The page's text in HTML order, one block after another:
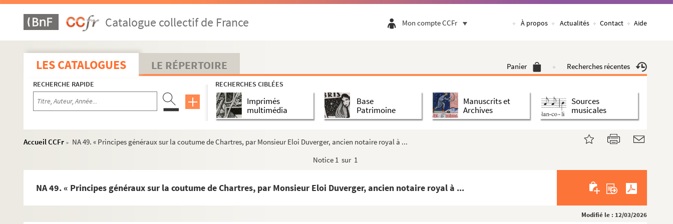
Catalogue collectif de France Mon compte CCFr À propos Actualités Contact Aide
LES CATALOGUES LE RÉPERTOIRE Panier Recherches récentes
RECHERCHE RAPIDE RECHERCHES CIBLÉES
Imprimés
multimédia
Base
Patrimoine
Manuscrits et
Archives
Sources
musicales
Accueil CCFr >
NA 49. « Principes généraux sur la coutume de Chartres, par Monsieur Eloi Duverger, ancien notaire royal à ...
Notice 1 sur 1
NA 49. « Principes généraux sur la coutume de Chartres, par Monsieur Eloi Duverger, ancien notaire royal à ...
Modifié le : 12/03/2026
NA 14. Recueil de dix lettres adressées au marquis Jean-Baptiste-Claude Des Ligneris, seigneur de Méréglise...
NA 15. Itinéraire de Paris à Rome et retour jusqu'à Vienne en Dauphiné et journal de voyage d'André Félibie...
NA 16. Correspondance d'André Félibien, écrite du 17 juin 1647 au 10 juillet 1649, alors qu'il était secrét...
NA 17. Recueil de documents en français, italien, espagnol, manuscrits (64) et imprimés (12), provenant des...
NA 18. Recueil de 98 documents originaux et de copies (1630-1649), provenant des papiers du marquis de Font...
NA 19. Recueil de documents d'information formé par André Félibien en tant que secrétaire, de 1647 à 1649, ...
NA 20. Cahier, provenant des papiers d'André Félibien (Chartres, mai 1619-Paris, 11 juin 1695), de l'Académ...
NA 21. Mélanges, provenant des papiers d'André Félibien (1619-1695), membre de l'Académie des Inscriptions ...
NA 25. Livre d'or de la Respectable Loge de la Simplicité à l'Orient d'Anet (Eure-et-Loir), du 11 octobre 1...